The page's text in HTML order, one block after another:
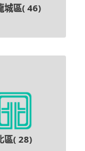
城區( 46)
區( 28)